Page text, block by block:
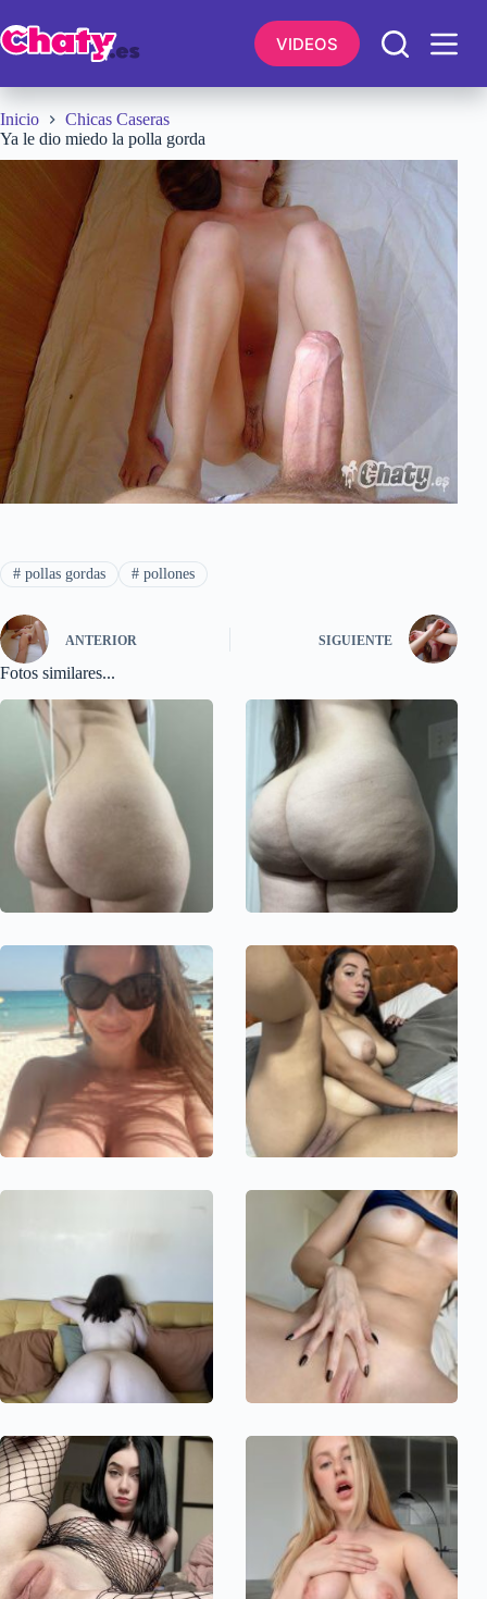
al
contenido
VIDEOS
Inicio
Chicas Caseras
Ya le dio miedo la polla gorda
#pollas gordas #pollones
ANTERIOR SIGUIENTE
Fotos similares...